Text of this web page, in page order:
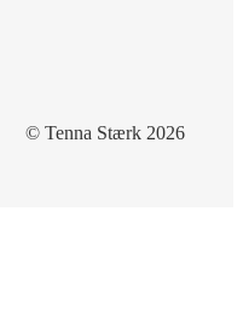
© Tenna Stærk 2026